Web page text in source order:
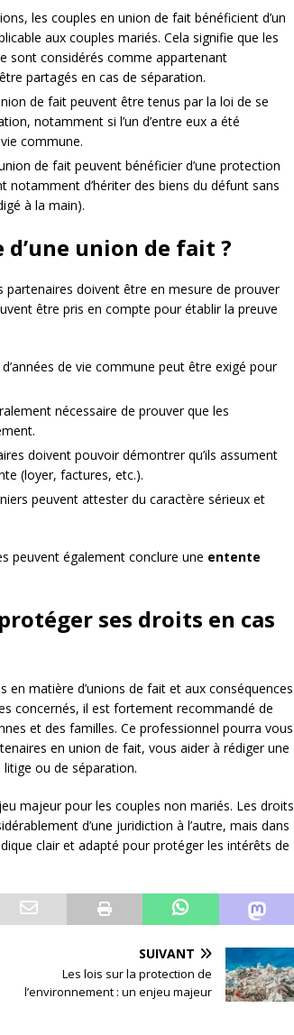
les couples en union de fait bénéficient d’un
aux couples mariés. Cela signifie que les
sont considérés comme appartenant
partagés en cas de séparation.
de fait peuvent être tenus par la loi de se
notamment si l’un d’entre eux a été
commune.
de fait peuvent bénéficier d’une protection
d’hériter des biens du défunt sans
à la main).
union de fait ?
doivent être en mesure de prouver
être pris en compte pour établir la preuve
de vie commune peut être exigé pour
nécessaire de prouver que les
doivent pouvoir démontrer qu’ils assument
(loyer, factures, etc.).
peuvent attester du caractère sérieux et
peuvent également conclure une entente
ses droits en cas
matière d’unions de fait et aux conséquences
concernés, il est fortement recommandé de
et des familles. Ce professionnel pourra vous
en union de fait, vous aider à rédiger une
ou de séparation.
majeur pour les couples non mariés. Les droits
d’une juridiction à l’autre, mais dans
clair et adapté pour protéger les intérêts de
SUIVANT
Les lois sur la protection de
l’environnement : un enjeu majeur